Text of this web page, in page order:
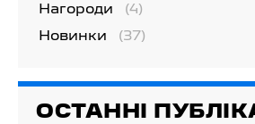
Нагороди (4)
Новинки (37)
ОСТАННІ